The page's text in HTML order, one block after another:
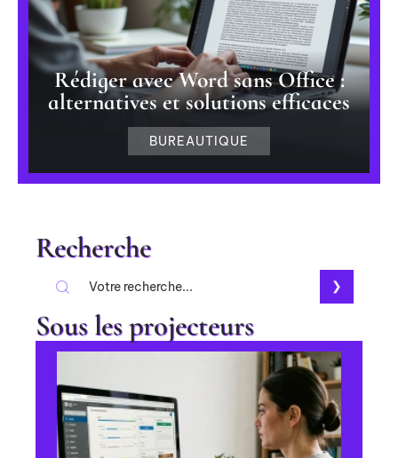
Rédiger avec Word sans Office :
alternatives et solutions efficaces
BUREAUTIQUE
Recherche
Sous les projecteurs